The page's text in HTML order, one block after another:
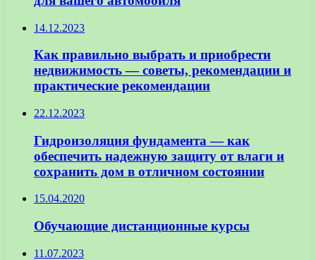
14.12.2023
Как правильно выбрать и приобрести
недвижимость — советы, рекомендации и
практические рекомендации
22.12.2023
Гидроизоляция фундамента — как
обеспечить надежную защиту от влаги и
сохранить дом в отличном состоянии
15.04.2020
Обучающие дистанционные курсы
11.07.2023